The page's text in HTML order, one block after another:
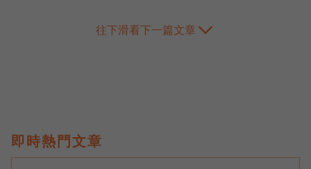
往下滑看下一篇文章
即時熱門文章